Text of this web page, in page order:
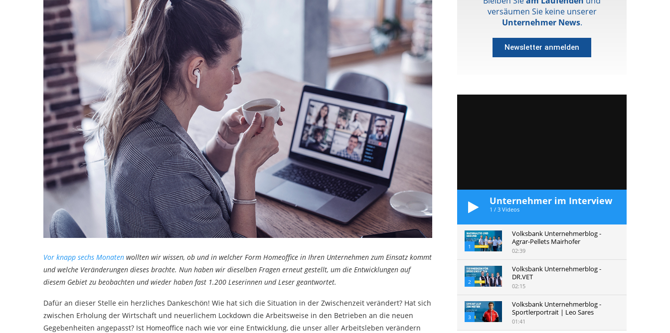
Vor knapp sechs Monaten wollten wir wissen, ob und in welcher Form Homeoffice in Ihren Unternehmen zum Einsatz kommt
und welche Veränderungen dieses brachte. Nun haben wir dieselben Fragen erneut gestellt, um die Entwicklungen auf
diesem Gebiet zu beobachten und wieder haben fast 1.200 Leserinnen und Leser geantwortet.
Dafür an dieser Stelle ein herzliches Dankeschön! Wie hat sich die Situation in der Zwischenzeit verändert? Hat sich
zwischen Erholung der Wirtschaft und neuerlichem Lockdown die Arbeitsweise in den Betrieben an die neuen
Gegebenheiten angepasst? Ist Homeoffice nach wie vor eine Entwicklung, die unser aller Arbeitsleben verändern
versäumen Sie keine unserer
Unternehmer News.
Newsletter anmelden
Unternehmer im Interview
1 / 3 Videos
1
Volksbank Unternehmerblog -
Agrar-Pellets Mairhofer
02:39
2
Volksbank Unternehmerblog -
DR.VET
02:15
3
Volksbank Unternehmerblog -
Sportlerportrait | Leo Sares
01:41